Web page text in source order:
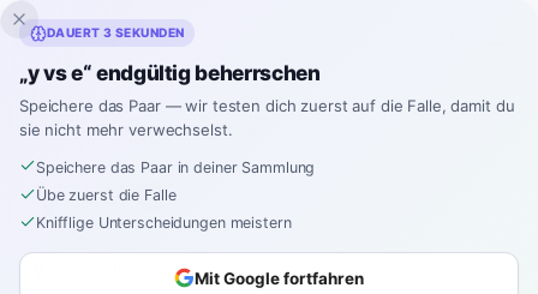
Inklingo
Spanisch›Verwechslungspaare
y VS e
DAUERT 3 SEKUNDEN
„y vs e“ endgültig beherrschen
Speichere das Paar — wir testen dich zuerst auf die Falle, damit du
sie nicht mehr verwechselst.
Speichere das Paar in deiner Sammlung
Übe zuerst die Falle
Knifflige Unterscheidungen meistern
Mit Google fortfahren